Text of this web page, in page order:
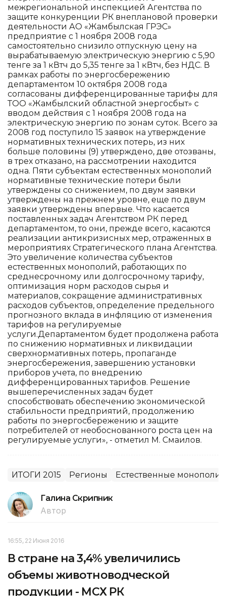
межрегиональной инспекцией Агентства по
защите конкуренции РК внеплановой проверки
деятельности АО «Жамбылская ГРЭС»
предприятие с 1 ноября 2008 года
самостоятельно снизило отпускную цену на
вырабатываемую электрическую энергию с 5,90
тенге за 1 кВтч до 5,35 тенге за 1 кВтч, без НДС. В
рамках работы по энергосбережению
департаментом 10 октября 2008 года
согласованы дифференцированные тарифы для
ТОО «Жамбылский областной энергосбыт» с
вводом действия с 1 ноября 2008 года на
электрическую энергию по зонам суток. Всего за
2008 год поступило 15 заявок на утверждение
нормативных технических потерь, из них
больше половины (9) утверждено, две отозваны,
в трех отказано, на рассмотрении находится
одна. Пяти субъектам естественных монополий
нормативные технические потери были
утверждены со снижением, по двум заявки
утверждены на прежнем уровне, еще по двум
заявки утверждены впервые. Что касается
поставленных задач Агентством РК перед
департаментом, то они, прежде всего, касаются
реализации антикризисных мер, отраженных в
мероприятиях Стратегического плана Агентства.
Это увеличение количества субъектов
естественных монополий, работающих по
среднесрочному или долгосрочному тарифу,
оптимизация норм расходов сырья и
материалов, сокращение административных
расходов субъектов, определение предельного
прогнозного вклада в инфляцию от изменения
тарифов на регулируемые
услуги.Департаментом будет продолжена работа
по снижению нормативных и ликвидации
сверхнормативных потерь, пропаганде
энергосбережения, завершению установки
приборов учета, по внедрению
дифференцированных тарифов. Решение
вышеперечисленных задач будет
способствовать обеспечению экономической
стабильности предприятий, продолжению
работы по энергосбережению и защите
потребителей от необоснованного роста цен на
регулируемые услуги», - отметил М. Смаилов.
ИТОГИ 2015 Регионы Естественные
Галина Скрипник
Автор
16:55, 22 Июня 2016
В стране на 3,4% увеличились
объемы животноводческой
продукции - МСХ РК